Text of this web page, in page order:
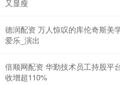
又显瘦
德润配资 万人惊叹的库伦奇斯美
爱乐_演出
倍顺网配资 华勤技术员工持股平
收增超110%